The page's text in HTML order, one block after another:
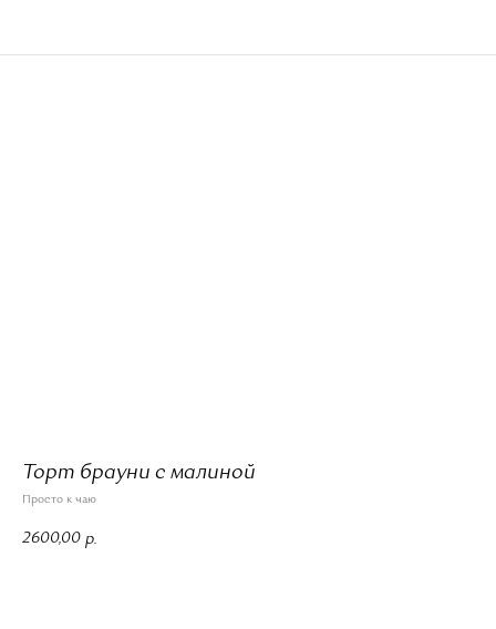
Торт брауни с малиной
Просто к чаю
2600,00 р.